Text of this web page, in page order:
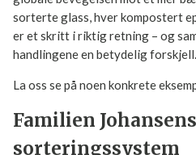
Ved å fokusere på
bare til et renere miljø lokalt, men
større globale bevegelsen mot et
Hvert sorterte glass, hver
reparerte stol er et skritt i riktig
La oss se på noen konkrete